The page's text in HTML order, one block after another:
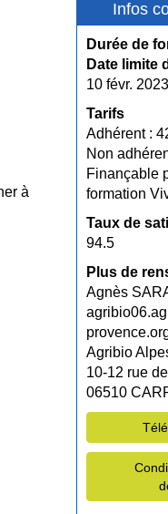
à
Infos
Durée de
Date limite
10 févr. 2023
Tarifs
Adhérent :
Non
Finançable
formation
Taux de
94.5
Plus de
Agnès
Agribio
10-12 rue
06510